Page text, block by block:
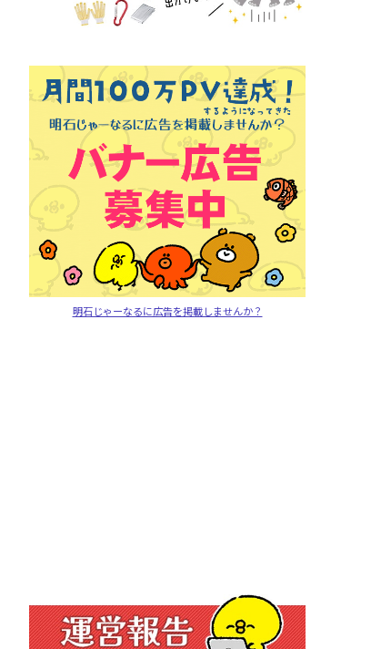
明石じゃーなるに広告を掲載しませんか？